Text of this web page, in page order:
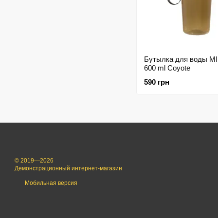
Бутылка для воды
600 ml Coyote
590 грн
© 2019—2026
Демонстрационный интернет-магазин
Мобильная версия